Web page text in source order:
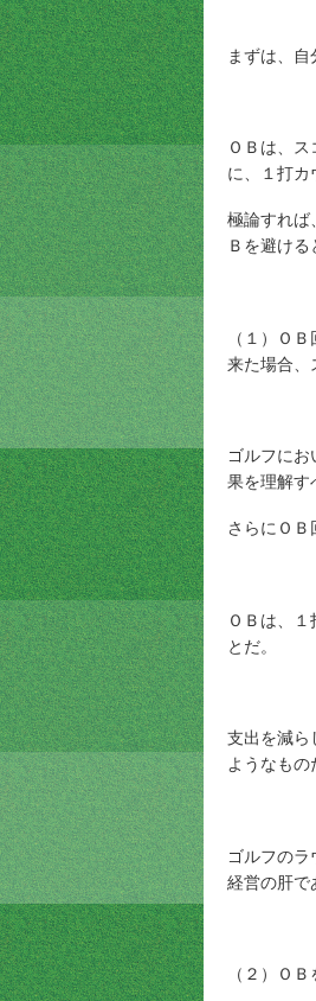
まずは、自
ＯＢは、
に、１打カ
極論すれば
Ｂを避け
（１）Ｏ
来た場合、
ゴルフにお
果を理解す
さらにＯＢ
ＯＢは、
とだ。
支出を減ら
ようなもの
ゴルフの
経営の肝で
（２）Ｏ